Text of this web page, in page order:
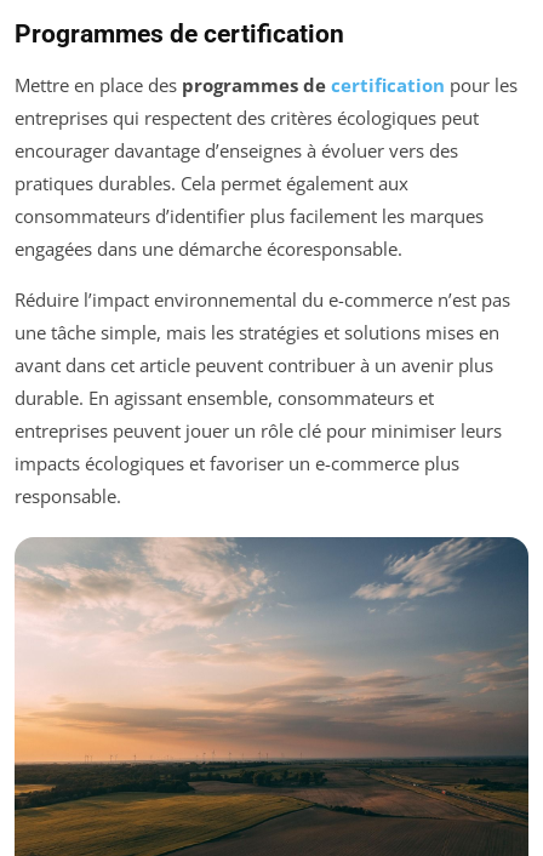
Programmes de certification
Mettre en place des programmes de certification pour les
entreprises qui respectent des critères écologiques peut
encourager davantage d’enseignes à évoluer vers des
pratiques durables. Cela permet également aux
consommateurs d’identifier plus facilement les marques
engagées dans une démarche écoresponsable.
Réduire l’impact environnemental du e-commerce n’est pas
une tâche simple, mais les stratégies et solutions mises en
avant dans cet article peuvent contribuer à un avenir plus
durable. En agissant ensemble, consommateurs et
entreprises peuvent jouer un rôle clé pour minimiser leurs
impacts écologiques et favoriser un e-commerce plus
responsable.